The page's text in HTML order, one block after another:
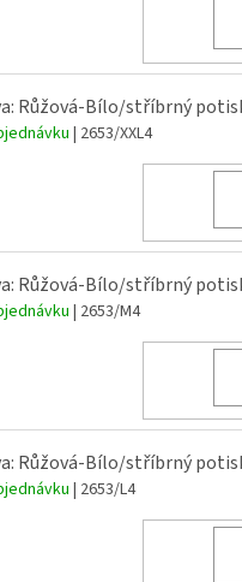
Růžová-Bílo/stříbrný
| 2653/XXL4
Růžová-Bílo/stříbrný
| 2653/M4
Růžová-Bílo/stříbrný
| 2653/L4